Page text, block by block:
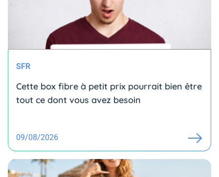
SFR
Cette box fibre à petit prix pourrait bien être
tout ce dont vous avez besoin
09/08/2026